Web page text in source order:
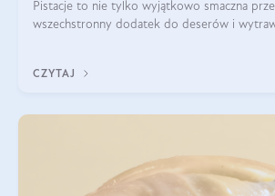
Pistacje to nie tylko wyjątkowo smaczna
wszechstronny dodatek do deserów i
CZYTAJ